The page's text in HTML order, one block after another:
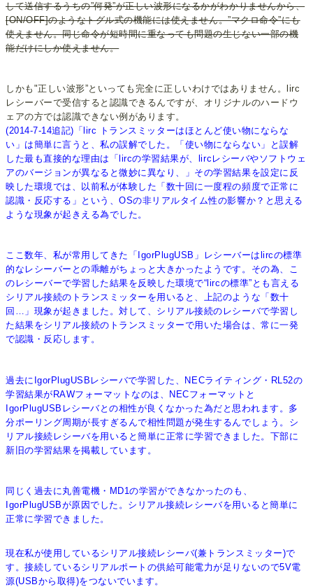
して送信するうちの”何発”が正しい波形になるかがわかりませんから、
[ON/OFF]のようなトグル式の機能には使えません。”マクロ命令”にも
使えません。同じ命令が短時間に重なっても問題の生じない一部の機
能だけにしか使えません。
しかも"正しい波形”といっても完全に正しいわけではありません。lirc
レシーバーで受信すると認識できるんですが、オリジナルのハードウ
ェアの方では認識できない例があります。
(2014-7-14追記)「lirc トランスミッターはほとんど使い物にならな
い」は簡単に言うと、私の誤解でした。「使い物にならない」と誤解
した最も直接的な理由は「lircの学習結果が、lircレシーバやソフトウェ
アのバージョンが異なると微妙に異なり、」その学習結果を設定に反
映した環境では、以前私が体験した「数十回に一度程の頻度で正常に
認識・反応する」という、OSの非リアルタイム性の影響か？と思える
ような現象が起きえる為でした。
ここ数年、私が常用してきた「IgorPlugUSB」レシーバーはlircの標準
的なレシーバーとの乖離がちょっと大きかったようです。その為、こ
のレシーバーで学習した結果を反映した環境で“lircの標準”とも言える
シリアル接続のトランスミッターを用いると、上記のような「数十
回…」現象が起きました。対して、シリアル接続のレシーバで学習し
た結果をシリアル接続のトランスミッターで用いた場合は、常に一発
で認識・反応します。
過去にIgorPlugUSBレシーバで学習した、NECライティング・RL52の
学習結果がRAWフォーマットなのは、NECフォーマットと
IgorPlugUSBレシーバとの相性が良くなかった為だと思われます。多
分ポーリング周期が長すぎるんで相性問題が発生するんでしょう。シ
リアル接続レシーバを用いると簡単に正常に学習できました。下部に
新旧の学習結果を掲載しています。
同じく過去に丸善電機・MD1の学習ができなかったのも、
IgorPlugUSBが原因でした。シリアル接続レシーバを用いると簡単に
正常に学習できました。
現在私が使用しているシリアル接続レシーバ(兼トランスミッター)で
す。接続しているシリアルポートの供給可能電力が足りないので5V電
源(USBから取得)をつないでいます。